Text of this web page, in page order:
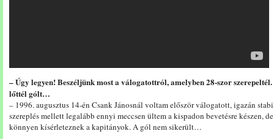
– Úgy legyen! Beszéljünk most a válogatottról, amelyben 28-szor
lőttél gólt…
– 1996. augusztus 14-én Csank Jánosnál voltam először válogatott, igazán
szereplés mellett legalább ennyi meccsen ültem a kispadon bevetésre készen,
könnyen kísérleteznek a kapitányok. A gól nem sikerült…